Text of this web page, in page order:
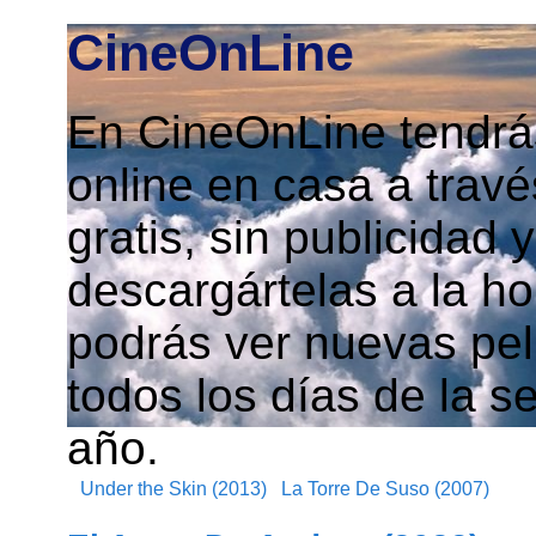
CineOnLine
En CineOnLine
online en casa a
gratis, sin publicidad
descargártelas a la
podrás ver nuevas
todos los días de la
año.
Under the Skin (2013) La Torre De Suso (2007)